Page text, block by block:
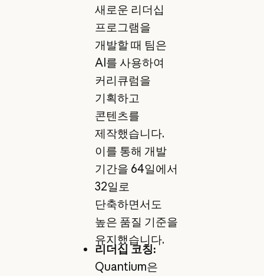
새로운 리더십
프로그램을
개발할 때 팀은
AI를 사용하여
커리큐럼을
기획하고
콘텐츠를
제작했습니다.
이를 통해 개발
기간을 64일에서
32일로
단축하면서도
높은 품질 기준을
유지했습니다.
리더십 코칭:
Quantium은